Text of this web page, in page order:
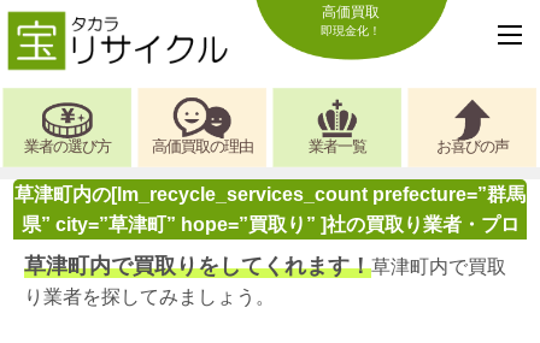
高価買取
即現金化！
業者の選び方 高価買取の理由 業者一覧 お喜びの声
草津町内の[lm_recycle_services_count prefecture=”群馬
県” city=”草津町” hope=”買取り” ]社の買取り業者・プロ
草津町内で買取りをしてくれます！草津町内で買取
り業者を探してみましょう。